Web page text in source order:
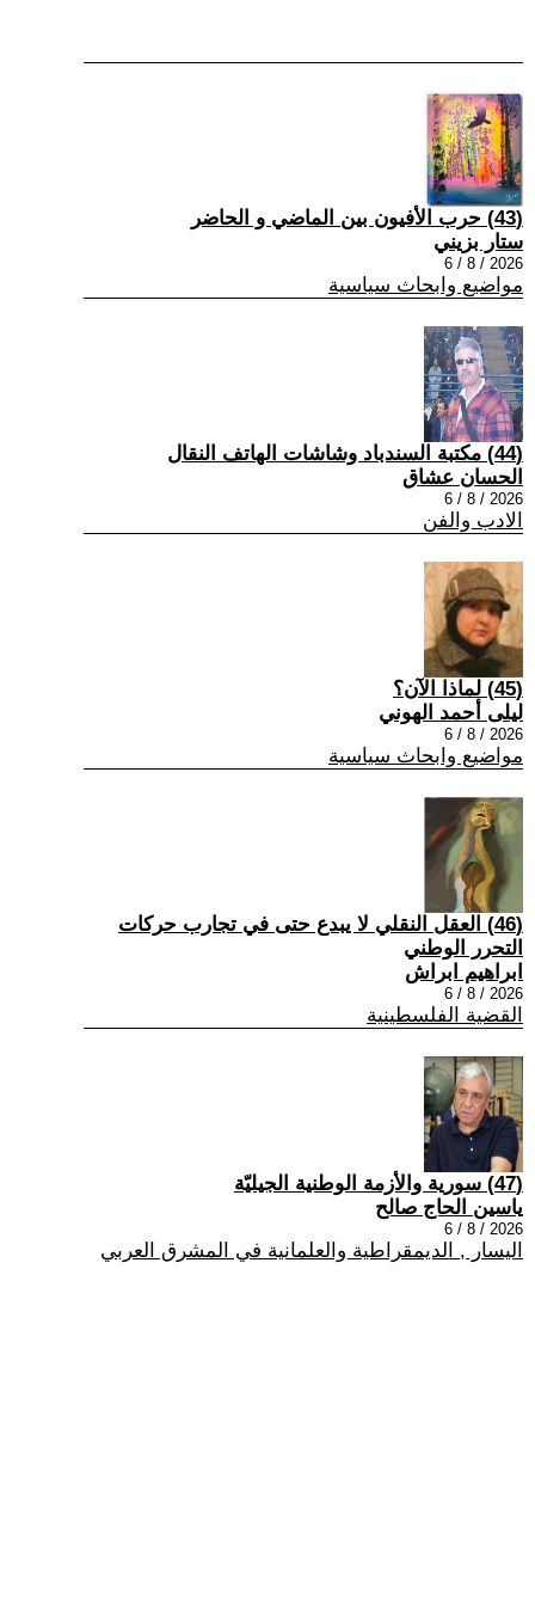
(43) حرب الأفيون بين الماضي و الحاضر
ستار بزيني
2026 / 8 / 6
مواضيع وابحاث سياسية
(44) مكتبة السندباد وشاشات الهاتف النقال
الحسان عشاق
2026 / 8 / 6
الادب والفن
(45) لماذا الآن؟
ليلى أحمد الهوني
2026 / 8 / 6
مواضيع وابحاث سياسية
(46) العقل النقلي لا يبدع حتى في تجارب حركات
التحرر الوطني
ابراهيم ابراش
2026 / 8 / 6
القضية الفلسطينية
(47) سورية والأزمة الوطنية الجيليّة
ياسين الحاج صالح
2026 / 8 / 6
اليسار , الديمقراطية والعلمانية في المشرق العربي